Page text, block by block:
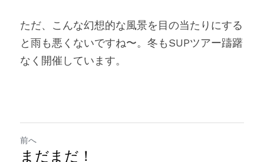
ただ、こんな幻想的な風景を目の当たりにする
と雨も悪くないですね〜。冬もSUPツアー躊躇
なく開催しています。
前へ
まだまだ！